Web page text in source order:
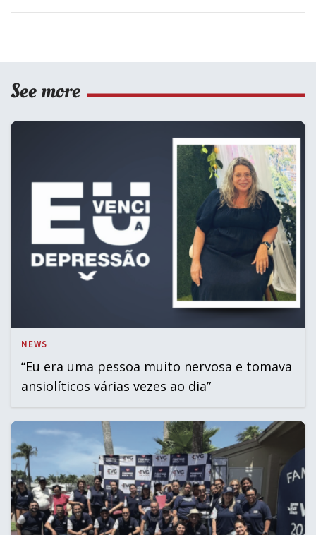
See more
NEWS
“Eu era uma pessoa muito nervosa e tomava
ansiolíticos várias vezes ao dia”